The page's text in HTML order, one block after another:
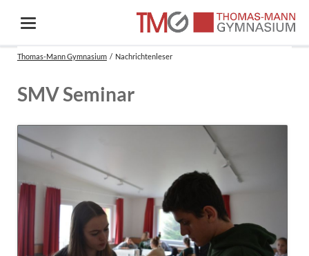
Thomas-Mann Gymnasium Nachrichtenleser
SMV Seminar